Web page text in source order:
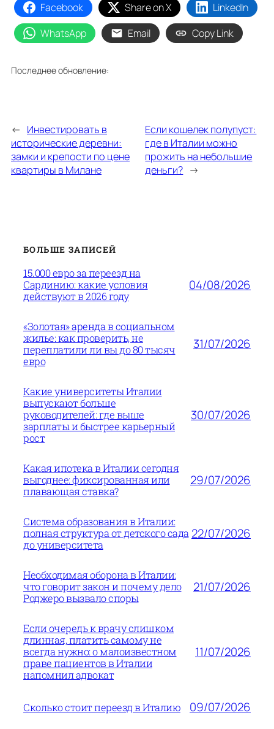
Facebook Share on X
LinkedIn
WhatsApp
Email Copy Link
Последнее обновление:
← Инвестировать в
исторические деревни:
замки и крепости по цене
квартиры в Милане
Если кошелек полупуст:
где в Италии можно
прожить на небольшие
деньги? →
БОЛЬШЕ ЗАПИСЕЙ
15.000 евро за переезд на
Сардинию: какие условия
действуют в 2026 году
04/08/2026
«Золотая» аренда в социальном
жилье: как проверить, не
переплатили ли вы до 80 тысяч
евро
31/07/2026
Какие университеты Италии
выпускают больше
руководителей: где выше
зарплаты и быстрее карьерный
рост
30/07/2026
Какая ипотека в Италии сегодня
выгоднее: фиксированная или
плавающая ставка?
29/07/2026
Система образования в Италии:
полная структура от детского сада
до университета
22/07/2026
Необходимая оборона в Италии:
что говорит закон и почему дело
Роджеро вызвало споры
21/07/2026
Если очередь к врачу слишком
длинная, платить самому не
всегда нужно: о малоизвестном
праве пациентов в Италии
напомнил адвокат
11/07/2026
Сколько стоит переезд в Италию 09/07/2026